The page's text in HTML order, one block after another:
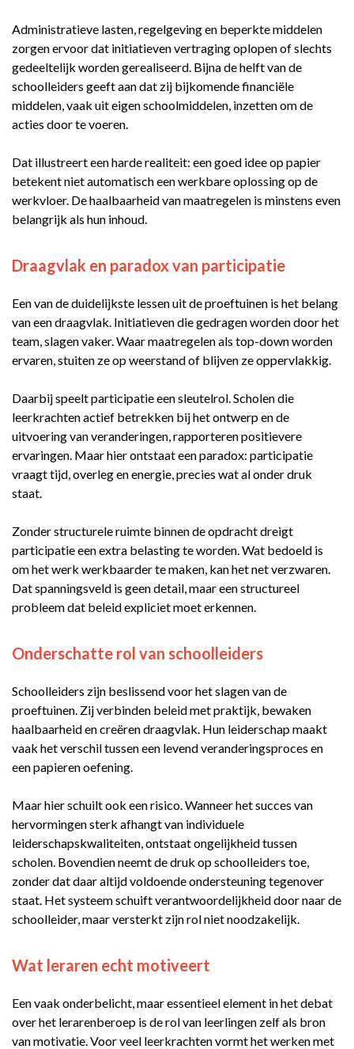
Administratieve lasten, regelgeving en beperkte middelen
zorgen ervoor dat initiatieven vertraging oplopen of slechts
gedeeltelijk worden gerealiseerd. Bijna de helft van de
schoolleiders geeft aan dat zij bijkomende financiële
middelen, vaak uit eigen schoolmiddelen, inzetten om de
acties door te voeren.
Dat illustreert een harde realiteit: een goed idee op papier
betekent niet automatisch een werkbare oplossing op de
werkvloer. De haalbaarheid van maatregelen is minstens even
belangrijk als hun inhoud.
Draagvlak en paradox van participatie
Een van de duidelijkste lessen uit de proeftuinen is het belang
van een draagvlak. Initiatieven die gedragen worden door het
team, slagen vaker. Waar maatregelen als top-down worden
ervaren, stuiten ze op weerstand of blijven ze oppervlakkig.
Daarbij speelt participatie een sleutelrol. Scholen die
leerkrachten actief betrekken bij het ontwerp en de
uitvoering van veranderingen, rapporteren positievere
ervaringen. Maar hier ontstaat een paradox: participatie
vraagt tijd, overleg en energie, precies wat al onder druk
staat.
Zonder structurele ruimte binnen de opdracht dreigt
participatie een extra belasting te worden. Wat bedoeld is
om het werk werkbaarder te maken, kan het net verzwaren.
Dat spanningsveld is geen detail, maar een structureel
probleem dat beleid expliciet moet erkennen.
Onderschatte rol van schoolleiders
Schoolleiders zijn beslissend voor het slagen van de
proeftuinen. Zij verbinden beleid met praktijk, bewaken
haalbaarheid en creëren draagvlak. Hun leiderschap maakt
vaak het verschil tussen een levend veranderingsproces en
een papieren oefening.
Maar hier schuilt ook een risico. Wanneer het succes van
hervormingen sterk afhangt van individuele
leiderschapskwaliteiten, ontstaat ongelijkheid tussen
scholen. Bovendien neemt de druk op schoolleiders toe,
zonder dat daar altijd voldoende ondersteuning tegenover
staat. Het systeem schuift verantwoordelijkheid door naar de
schoolleider, maar versterkt zijn rol niet noodzakelijk.
Wat leraren echt motiveert
Een vaak onderbelicht, maar essentieel element in het debat
over het lerarenberoep is de rol van leerlingen zelf als bron
van motivatie. Voor veel leerkrachten vormt het werken met